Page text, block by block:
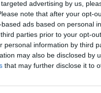
advertising by us,
note that after your opt-
ads based on personal
parties prior to your opt-
personal information by third
may also be disclosed by
that may further disclose it to